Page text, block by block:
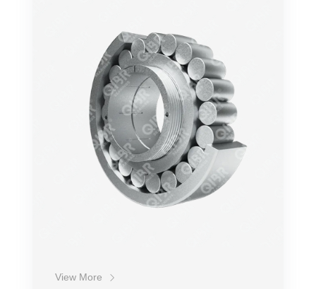
Ударопрочность
Срок службы
Стоимость
View More